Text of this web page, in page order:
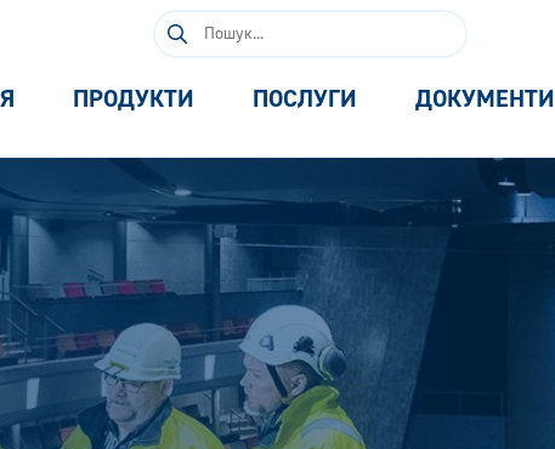
Пошук:
ПРОДУКТИ ПОСЛУГИ ДОКУМЕНТИ